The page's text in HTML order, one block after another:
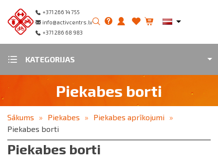
+371 266 14 755
info@activcentrs.lv
+371 286 68 983
KATEGORIJAS
Piekabes borti
Sākums Piekabes
Piekabes aprīkojumi
Piekabes borti
Piekabes borti